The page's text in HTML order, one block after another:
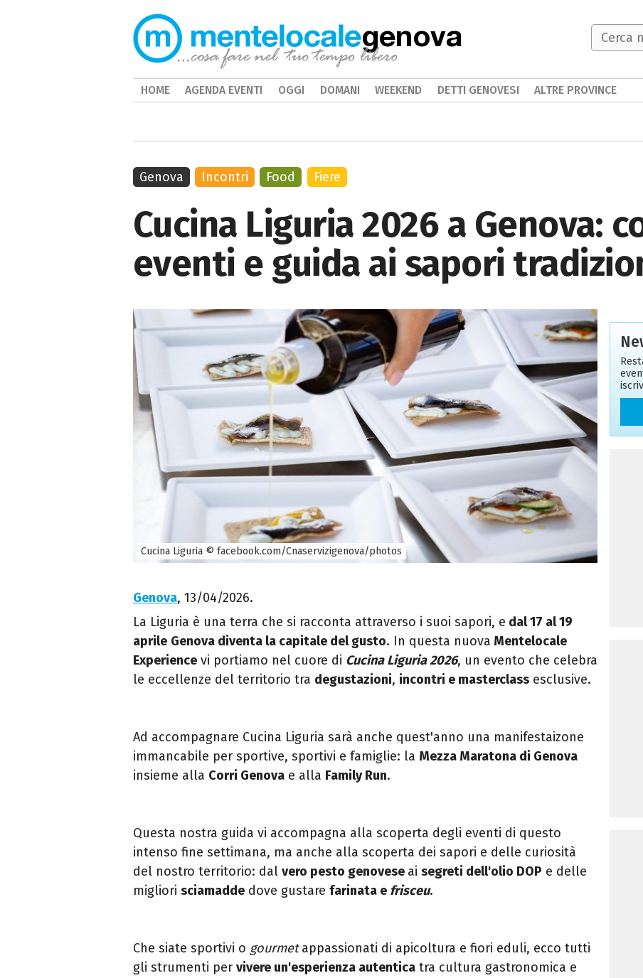
Cucina Liguria 2026 a Genova:
eventi e guida ai sapori
Cucina Liguria © facebook.com/Cnaservizigenova/photos
Genova, 13/04/2026.
La Liguria è una terra che si racconta attraverso i suoi sapori, e dal 17 al 19
aprile Genova diventa la capitale del gusto. In questa nuova Mentelocale
Experience vi portiamo nel cuore di Cucina Liguria 2026, un evento che celebra
le eccellenze del territorio tra degustazioni, incontri e masterclass esclusive.
Ad accompagnare Cucina Liguria sarà anche quest'anno una manifestaizone
immancabile per sportive, sportivi e famiglie: la Mezza Maratona di Genova
insieme alla Corri Genova e alla Family Run.
Questa nostra guida vi accompagna alla scoperta degli eventi di questo
intenso fine settimana, ma anche alla scoperta dei sapori e delle curiosità
del nostro territorio: dal vero pesto genovese ai segreti dell'olio DOP e delle
migliori sciamadde dove gustare farinata e frisceu.
Che siate sportivi o gourmetappassionati di apicoltura e fiori eduli, ecco tutti
gli strumenti per vivere un'esperienza autentica tra cultura gastronomica e
Genova Incontri Food Fiere
genova
HOME AGENDA EVENTI OGGI DOMANI WEEKEND DETTI GENOVESI ALTRE PROVINCE